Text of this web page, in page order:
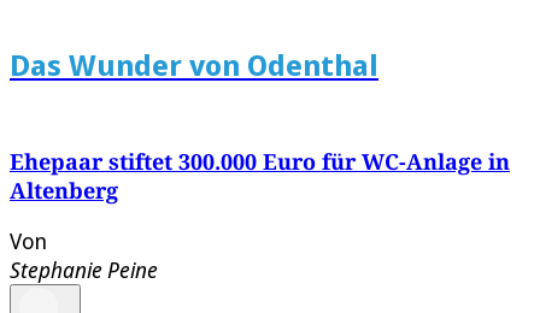
Das Wunder von Odenthal
Ehepaar stiftet 300.000 Euro für WC-Anlage in
Altenberg
Von
Stephanie Peine